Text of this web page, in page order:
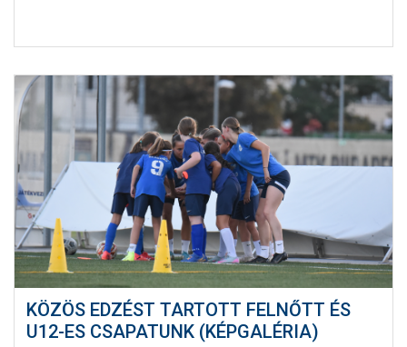
KÖZÖS EDZÉST TARTOTT FELNŐTT ÉS
U12-ES CSAPATUNK (KÉPGALÉRIA)